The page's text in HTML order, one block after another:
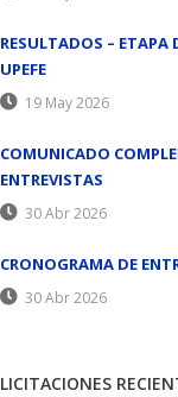
RESULTADOS – ETAPA
UPEFE
19 May 2026
COMUNICADO
ENTREVISTAS
30 Abr 2026
CRONOGRAMA DE
30 Abr 2026
LICITACIONES